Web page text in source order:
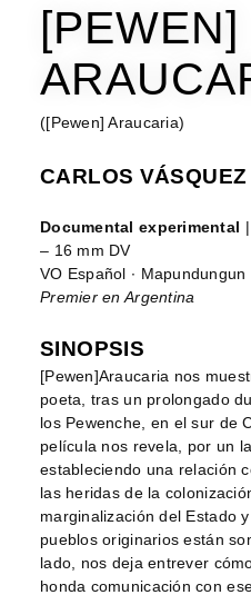
[PEWEN]
([Pewen] Araucaria)
CARLOS VÁSQUEZ
Documental experimental
– 16 mm DV
VO Español ∙ Mapundungun
Premier en Argentina
SINOPSIS
[Pewen]Araucaria nos
poeta, tras un prolongado
los Pewenche, en el sur de
película nos revela, por un
estableciendo una relación
las heridas de la
marginalización del Estado
pueblos originarios están
lado, nos deja entrever
honda comunicación con